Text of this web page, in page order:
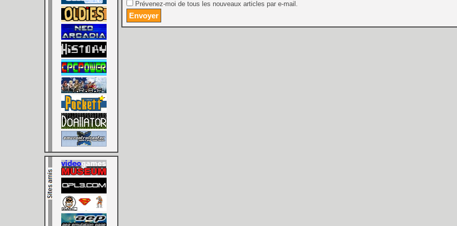
Prévenez-moi de tous les nouveaux articles par e-mail.